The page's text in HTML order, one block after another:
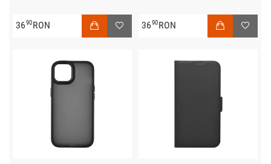
3690RON 3690RON